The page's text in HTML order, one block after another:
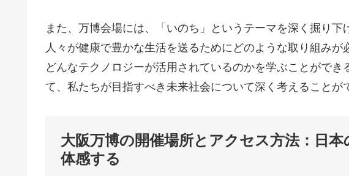
また、万博会場には、「いのち」というテーマを深く掘り下
人々が健康で豊かな生活を送るためにどのような取り組み
どんなテクノロジーが活用されているのかを学ぶことがで
て、私たちが目指すべき未来社会について深く考えることが
大阪万博の開催場所とアクセス方法：日
体感する